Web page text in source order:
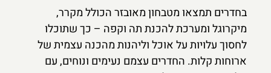
בחדרים תמצאו מטבחון מאובזר הכולל מקרר,
מיקרוגל ומערכת להכנת תה וקפה – כך שתוכלו
לחסוך עלויות על אוכל וליהנות מהכנה עצמית של
ארוחות קלות. החדרים עצמם נעימים ונוחים, עם